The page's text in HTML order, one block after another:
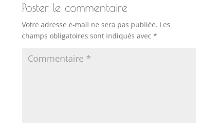
Poster le commentaire
Votre adresse e-mail ne sera pas publiée. Les
champs obligatoires sont indiqués avec *